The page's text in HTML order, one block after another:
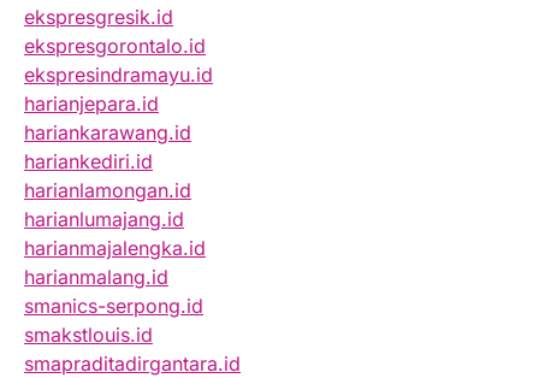
ekspresgresik.id
ekspresgorontalo.id
ekspresindramayu.id
harianjepara.id
hariankarawang.id
hariankediri.id
harianlamongan.id
harianlumajang.id
harianmajalengka.id
harianmalang.id
smanics-serpong.id
smakstlouis.id
smapraditadirgantara.id